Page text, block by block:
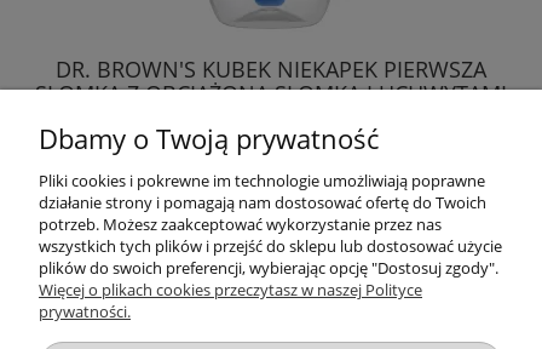
DR. BROWN'S KUBEK NIEKAPEK PIERWSZA
SŁOMKA Z OBCIĄŻONĄ SŁOMKĄ I UCHWYTAMI
46,51 zł
DO KOSZYKA
Dbamy o Twoją prywatność
Pliki cookies i pokrewne im technologie umożliwiają poprawne
działanie strony i pomagają nam dostosować ofertę do Twoich
potrzeb. Możesz zaakceptować wykorzystanie przez nas
wszystkich tych plików i przejść do sklepu lub dostosować użycie
plików do swoich preferencji, wybierając opcję "Dostosuj zgody".
Więcej o plikach cookies przeczytasz w naszej Polityce
prywatności.